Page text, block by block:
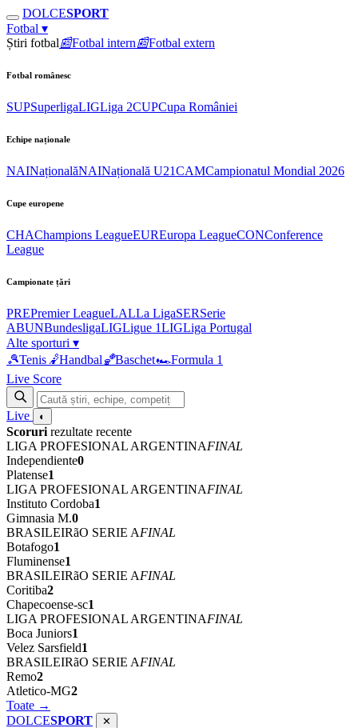
DOLCESPORT
Fotbal ▾
Știri fotbal📰Fotbal intern📰Fotbal extern
Fotbal românesc
SUPSuperligaLIGLiga 2CUPCupa României
Echipe naționale
NAINaționalăNAINațională U21CAMCampionatul Mondial 2026
Cupe europene
CHAChampions LeagueEUREuropa LeagueCONConference
League
Campionate țări
PREPremier LeagueLALLa LigaSERSerie
ABUNBundesligaLIGLigue 1LIGLiga Portugal
Alte sporturi ▾
🎾Tenis 🤾Handbal🏀Baschet🏎Formula 1
Live Score
Live ◐
Scoruri rezultate recente
LIGA PROFESIONAL ARGENTINAFINAL
Independiente0
Platense1
LIGA PROFESIONAL ARGENTINAFINAL
Instituto Cordoba1
Gimnasia M.0
BRASILEIRãO SERIE AFINAL
Botafogo1
Fluminense1
BRASILEIRãO SERIE AFINAL
Coritiba2
Chapecoense-sc1
LIGA PROFESIONAL ARGENTINAFINAL
Boca Juniors1
Velez Sarsfield1
BRASILEIRãO SERIE AFINAL
Remo2
Atletico-MG2
Toate →
DOLCESPORT ✕